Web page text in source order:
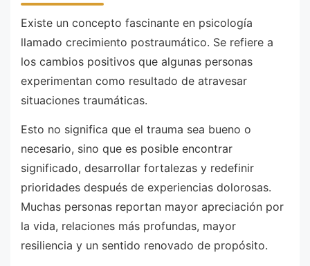
Existe un concepto fascinante en psicología
llamado crecimiento postraumático. Se refiere a
los cambios positivos que algunas personas
experimentan como resultado de atravesar
situaciones traumáticas.
Esto no significa que el trauma sea bueno o
necesario, sino que es posible encontrar
significado, desarrollar fortalezas y redefinir
prioridades después de experiencias dolorosas.
Muchas personas reportan mayor apreciación por
la vida, relaciones más profundas, mayor
resiliencia y un sentido renovado de propósito.